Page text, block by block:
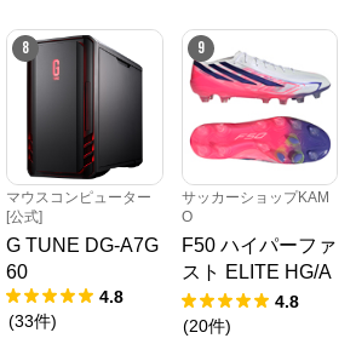
8
マウスコンピューター
[公式]
G TUNE DG-A7G
60
4.8
(33件)
9
サッカーショップKAM
O
F50 ハイパーファ
スト ELITE HG/A
G JAPAN 4.8
(20件)